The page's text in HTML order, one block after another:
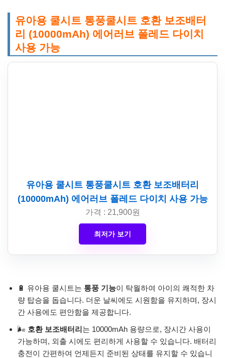
유아용 쿨시트 통풍쿨시트 호환 보조배터
리 (10000mAh) 에어러브 폴레드 다이치
사용 가능
유아용 쿨시트 통풍쿨시트 호환 보조배터리
(10000mAh) 에어러브 폴레드 다이치 사용 가능
가격 : 21,900원
최저가 보기
🔋 유아용 쿨시트는 통풍 기능이 탁월하여 아이의 쾌적한 차
량 탑승을 돕습니다. 더운 날씨에도 시원함을 유지하며, 장시
간 사용에도 편안함을 제공합니다.
🌬️ 호환 보조배터리는 10000mAh 용량으로, 장시간 사용이
가능하며, 외출 시에도 편리하게 사용할 수 있습니다. 배터리
충전이 간편하여 언제든지 준비된 상태를 유지할 수 있습니